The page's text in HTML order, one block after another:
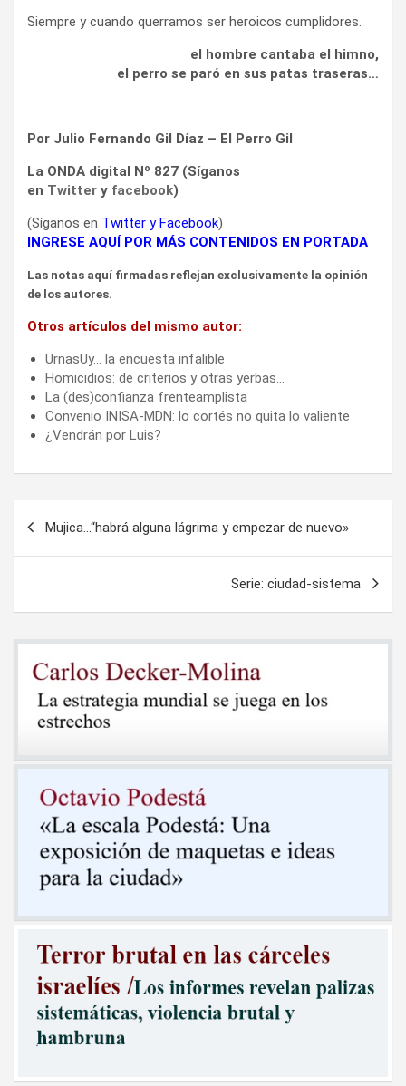
Siempre y cuando querramos ser heroicos cumplidores.
el hombre cantaba el himno,
el perro se paró en sus patas traseras…
Por Julio Fernando Gil Díaz – El Perro Gil
La ONDA digital Nº 827 (Síganos
en Twitter y facebook)
(Síganos en Twitter yFacebook)
INGRESE AQUÍ POR MÁS CONTENIDOS EN PORTADA
Las notas aquí firmadas reflejan exclusivamente la opinión
de los autores.
Otros artículos del mismo autor:
UrnasUy… la encuesta infalible
Homicidios: de criterios y otras yerbas…
La (des)confianza frenteamplista
Convenio INISA-MDN: lo cortés no quita lo valiente
¿Vendrán por Luis?
Mujica…“habrá alguna lágrima y empezar de nuevo»
Serie: ciudad-sistema